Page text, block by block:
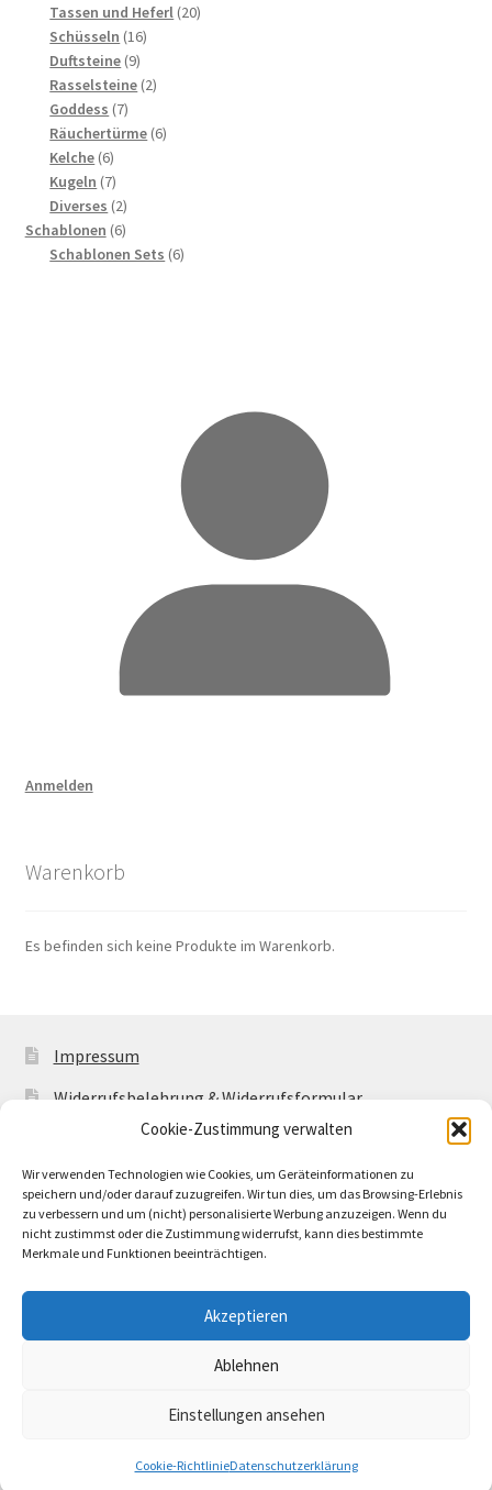
Cookie-Zustimmung verwalten
Wir verwenden Technologien wie Cookies, um Geräteinformationen zu
speichern und/oder darauf zuzugreifen. Wir tun dies, um das Browsing-Erlebnis
zu verbessern und um (nicht) personalisierte Werbung anzuzeigen. Wenn du
nicht zustimmst oder die Zustimmung widerrufst, kann dies bestimmte
Merkmale und Funktionen beeinträchtigen.
Akzeptieren
Ablehnen
Einstellungen ansehen
Cookie-RichtlinieDatenschutzerklärung
Produkte
Tassen und Heferl 2020
Schüsseln 1616
Duftsteine 99
Produkte
Rasselsteine 22
Goddess 77
Produkte
Räuchertürme 66
Kelche 66
Produkte
Kugeln 77
Produkte
Diverses 22
Produkte
Schablonen 66
Produkte
Schablonen Sets 66
Anmelden
Warenkorb
Es befinden sich keine Produkte im Warenkorb.
Impressum
Widerrufsbelehrung & Widerrufsformular
Allgemeine Geschäftsbedingungen mit
Cookie-Richtlinie (EU)
© Buntwerkstatt Shop 2026
Erstellt mit WooCommerce